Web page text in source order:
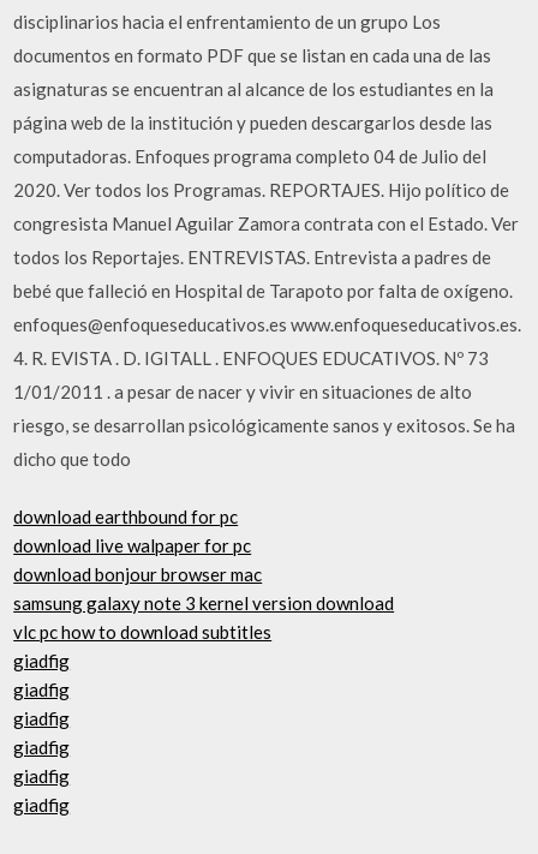
disciplinarios hacia el enfrentamiento de un grupo Los
documentos en formato PDF que se listan en cada una de las
asignaturas se encuentran al alcance de los estudiantes en la
página web de la institución y pueden descargarlos desde las
computadoras. Enfoques programa completo 04 de Julio del
2020. Ver todos los Programas. REPORTAJES. Hijo político de
congresista Manuel Aguilar Zamora contrata con el Estado. Ver
todos los Reportajes. ENTREVISTAS. Entrevista a padres de
bebé que falleció en Hospital de Tarapoto por falta de oxígeno.
enfoques@enfoqueseducativos.es www.enfoqueseducativos.es.
4. R. EVISTA . D. IGITALL . ENFOQUES EDUCATIVOS. Nº 73
1/01/2011 . a pesar de nacer y vivir en situaciones de alto
riesgo, se desarrollan psicológicamente sanos y exitosos. Se ha
dicho que todo
download earthbound for pc
download live walpaper for pc
download bonjour browser mac
samsung galaxy note 3 kernel version download
vlc pc how to download subtitles
giadfig
giadfig
giadfig
giadfig
giadfig
giadfig